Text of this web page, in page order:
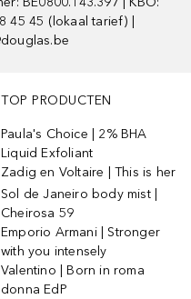
45 45 (lokaal tarief) |
TOP PRODUCTEN
Paula's Choice | 2% BHA
Liquid Exfoliant
Zadig en Voltaire | This is her
Sol de Janeiro body mist |
Cheirosa 59
Emporio Armani | Stronger
with you intensely
Valentino | Born in roma
donna EdP